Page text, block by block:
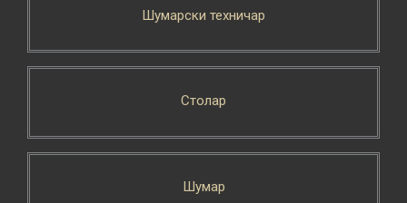
Шумарски техничар
Столар
Шумар